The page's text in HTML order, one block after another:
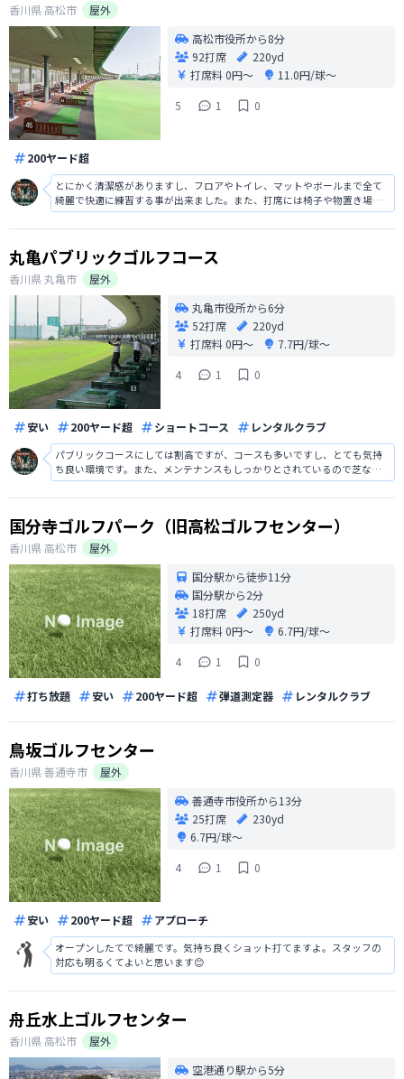
香川県 高松市
屋外
高松市役所から8分
92打席
220yd
打席料0円〜
11.0円/球〜
5
1 0
200ヤード超
とにかく清潔感がありますし、フロアやトイレ、マットやボールまで全て
綺麗で快適に練習する事が出来ました。また、打席には椅子や物置き場が
設置されていますし、レッスンも充実していて練習するにはとても助かり
ます。ボールも自動ですし、スタッフの方も親切で気持ちが良い練習場で
丸亀パブリックゴルフコース
香川県丸亀市
屋外
丸亀市役所から6分
52打席
220yd
打席料0円〜
7.7円/球〜
4
1 0
安い 200ヤード超 ショートコース レンタルクラブ
パブリックコースにしては割高ですが、コースも多いですし、とても気持
ち良い環境です。また、メンテナンスもしっかりとされているので芝など
も綺麗でしたし、難易度もあるので中級者や上級者の方でも楽しめると思
います。週末は人が多くとても混雑しますが、打ちっぱなしも併設されて
国分寺ゴルフパーク（旧高松ゴルフセンター）
香川県 高松市
屋外
国分駅から徒歩11分
国分駅から2分
18打席
250yd
打席料0円〜
6.7円/球〜
4
1 0
打ち放題 安い 200ヤード超 弾道測定器 レンタルクラブ
鳥坂ゴルフセンター
香川県善通寺市
屋外
善通寺市役所から13分
25打席
230yd
6.7円/球〜
4
1 0
安い 200ヤード超 アプローチ
オープンしたてで綺麗です。気持ち良くショット打てますよ。スタッフの
対応も明るくてよいと思います😊
舟丘水上ゴルフセンター
香川県 高松市
屋外
空港通り駅から5分